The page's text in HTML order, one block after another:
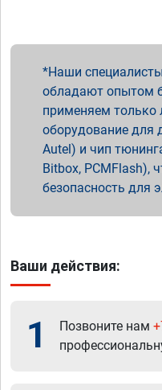
Наши
обладают опытом
применяем только
оборудование для
Autel) и чип
Bitbox, PCMFlash),
безопасность для
Ваши действия:
1 Позвоните нам